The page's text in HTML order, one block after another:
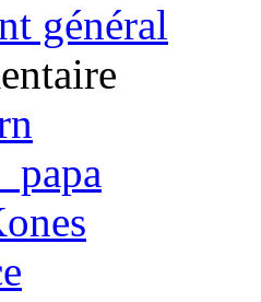
général
papa